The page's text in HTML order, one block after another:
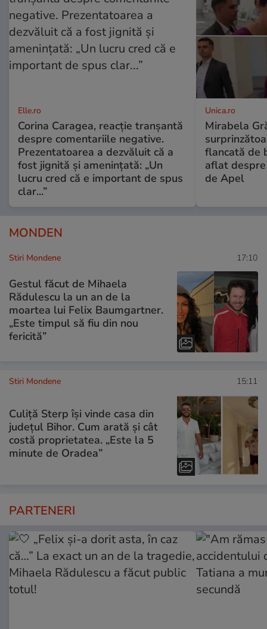
Elle.ro
Corina Caragea, reacție tranșantă
despre comentariile negative.
Prezentatoarea a dezvăluit că a
fost jignită și amenințată: „Un
lucru cred că e important de spus
clar...”
Unica.ro
Mirabela
flancată de
aflat
de Apel
MONDEN
Stiri Mondene 17:10
Gestul făcut de Mihaela
Rădulescu la un an de la
moartea lui Felix Baumgartner.
„Este timpul să fiu din nou
fericită”
Stiri Mondene 15:11
Culiță Sterp își vinde casa din
județul Bihor. Cum arată și cât
costă proprietatea. „Este la 5
minute de Oradea”
PARTENERI